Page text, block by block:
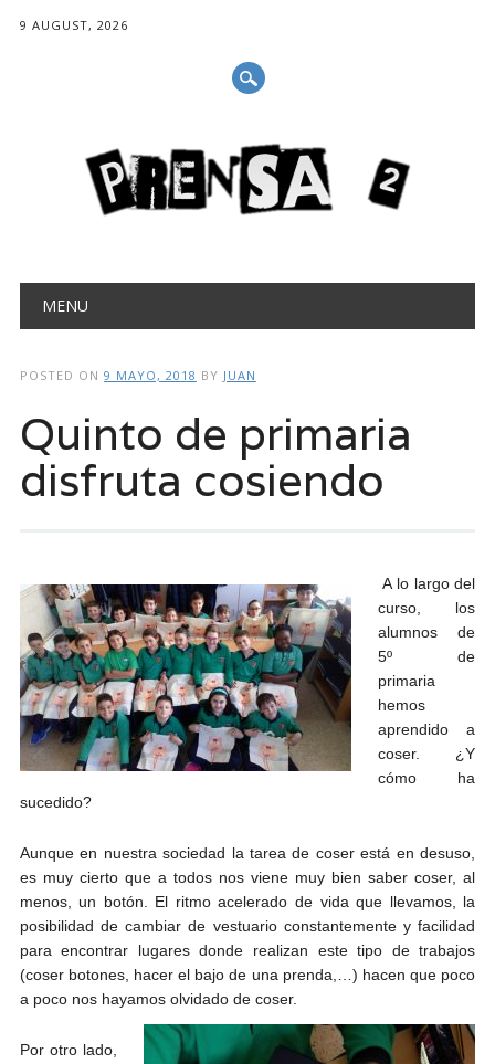
9 AUGUST, 2026
Main menu
MENU
POSTED ON 9 MAYO, 2018 BY JUAN
Quinto de primaria
disfruta cosiendo
A lo largo del
curso, los
alumnos de
5º de
primaria
hemos
aprendido a
coser. ¿Y
cómo ha
sucedido?
Aunque en nuestra sociedad la tarea de coser está en desuso,
es muy cierto que a todos nos viene muy bien saber coser, al
menos, un botón. El ritmo acelerado de vida que llevamos, la
posibilidad de cambiar de vestuario constantemente y facilidad
para encontrar lugares donde realizan este tipo de trabajos
(coser botones, hacer el bajo de una prenda,…) hacen que poco
a poco nos hayamos olvidado de coser.
Por otro lado,